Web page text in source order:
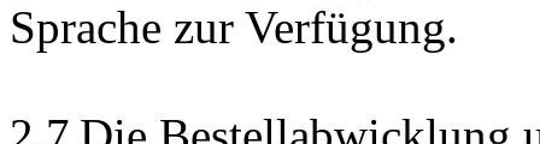
Sprache zur Verfügung.